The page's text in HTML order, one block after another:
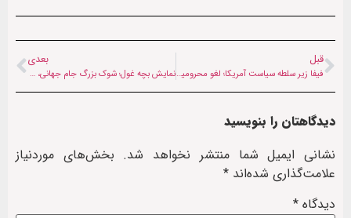
قبل
فیفا زیر سلطه سیاست آمریکا؛ لغو محرومیت بالوگان رسوایی تازه در جام جهانی
بعدی
نمایش بچه غول؛ شوک بزرگ جام جهانی، نروژ برزیل را حذف کرد
دیدگاهتان را بنویسید
نشانی ایمیل شما منتشر نخواهد شد. بخش‌های موردنیاز
علامت‌گذاری شده‌اند *
دیدگاه *